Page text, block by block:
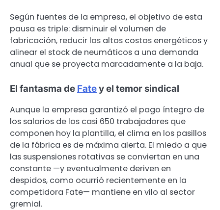
Según fuentes de la empresa, el objetivo de esta
pausa es triple: disminuir el volumen de
fabricación, reducir los altos costos energéticos y
alinear el stock de neumáticos a una demanda
anual que se proyecta marcadamente a la baja.
El fantasma de Fatey el temor sindical
Aunque la empresa garantizó el pago íntegro de
los salarios de los casi 650 trabajadores que
componen hoy la plantilla, el clima en los pasillos
de la fábrica es de máxima alerta. El miedo a que
las suspensiones rotativas se conviertan en una
constante —y eventualmente deriven en
despidos, como ocurrió recientemente en la
competidora Fate— mantiene en vilo al sector
gremial.